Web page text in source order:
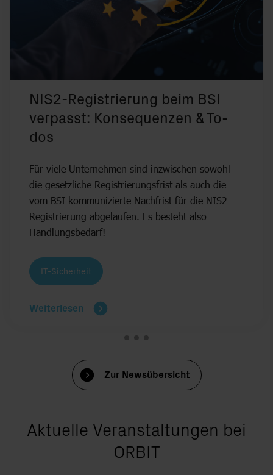
NIS2-Registrierung beim BSI
verpasst: Konsequenzen & To-
dos
Für viele Unternehmen sind inzwischen sowohl
die gesetzliche Registrierungsfrist als auch die
vom BSI kommunizierte Nachfrist für die NIS2-
Registrierung abgelaufen. Es besteht also
Handlungsbedarf!
IT-Sicherheit
Weiterlesen
Zur Newsübersicht
Aktuelle Veranstaltungen bei
ORBIT